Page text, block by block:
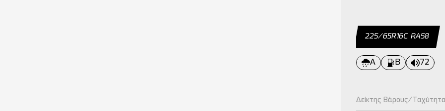
225/65R16C RA58
A B 72
Δείκτης Βάρους/